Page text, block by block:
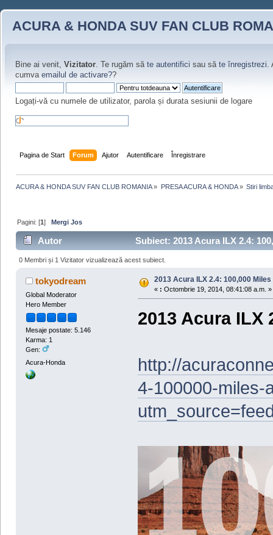
ACURA & HONDA SUV FAN CLUB
Bine ai venit, Vizitator. Te rugăm să te autentifici sau să te înregistrezi.
cumva emailul de activare??
Logați-vă cu numele de utilizator, parola și durata sesiunii de logare
Pagina de Start Forum Ajutor Autentificare Înregistrare
ACURA & HONDA SUV FAN CLUB ROMANIA» PRESA ACURA & HONDA» Stiri
Pagini: [1]Mergi Jos
Autor Subiect: 2013 Acura ILX 2.4:
0 Membri și 1 Vizitator vizualizează acest subiect.
tokyodream
Global Moderator
Hero Member
Mesaje postate: 5.146
Karma: 1
Gen:
Acura-Honda
2013 Acura ILX 2.4: 100,000
« : Octombrie 19, 2014, 08:41:08 a.m. »
2013 Acura ILX
http://
4-100000-miles-